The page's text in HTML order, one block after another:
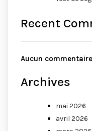
Recent
Aucun
Archives
mai 2026
avril 2026